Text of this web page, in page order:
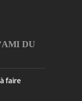
DU
faire